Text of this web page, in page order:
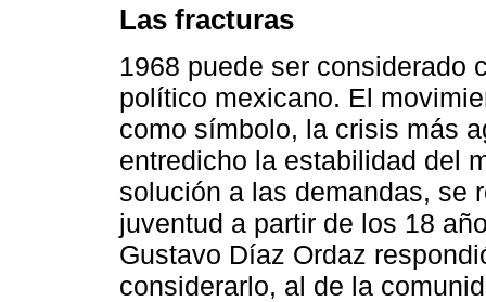
Las fracturas
1968 puede ser considerado
político mexicano. El
como símbolo, la crisis más
entredicho la estabilidad del
solución a las demandas, se
juventud a partir de los 18
Gustavo Díaz Ordaz
considerarlo, al de la